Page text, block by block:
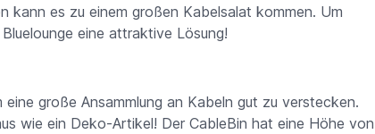
kann es zu einem großen Kabelsalat kommen. Um
eine attraktive Lösung!
große Ansammlung an Kabeln gut zu verstecken.
wie ein Deko-Artikel! Der CableBin hat eine Höhe von